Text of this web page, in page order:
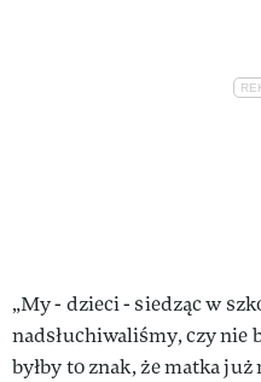
„My - dzieci - siedząc w
nadsłuchiwaliśmy, czy nie
byłby to znak, że matka